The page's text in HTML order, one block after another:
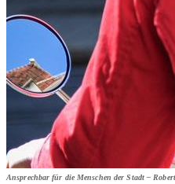
Ansprechbar für die Menschen der Stadt –